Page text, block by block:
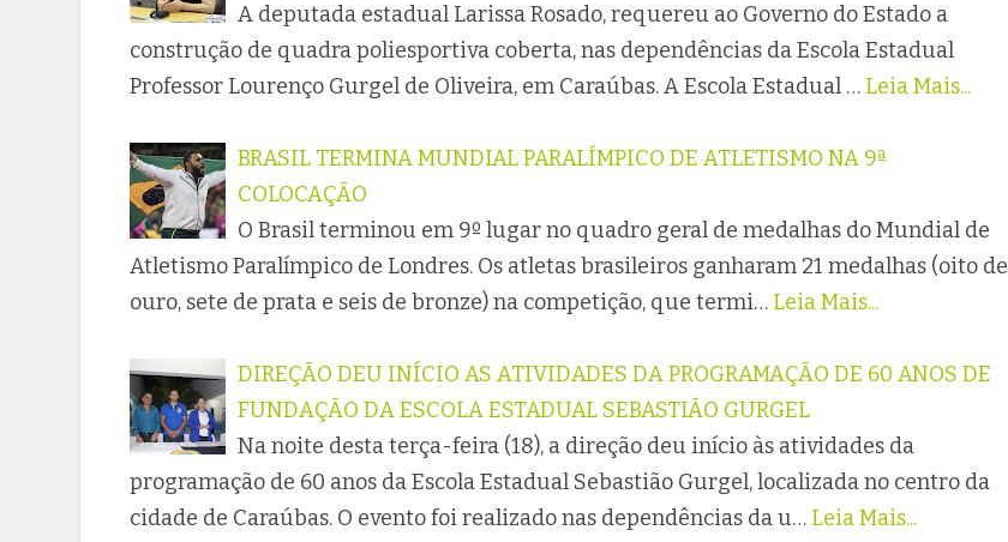
A deputada estadual Larissa Rosado, requereu ao Governo do Estado a
construção de quadra poliesportiva coberta, nas dependências da Escola Estadual
Professor Lourenço Gurgel de Oliveira, em Caraúbas. A Escola Estadual … Leia Mais...
BRASIL TERMINA MUNDIAL PARALÍMPICO DE ATLETISMO NA 9ª
COLOCAÇÃO
O Brasil terminou em 9º lugar no quadro geral de medalhas do Mundial de
Atletismo Paralímpico de Londres. Os atletas brasileiros ganharam 21 medalhas (oito de
ouro, sete de prata e seis de bronze) na competição, que termi… Leia Mais...
DIREÇÃO DEU INÍCIO AS ATIVIDADES DA PROGRAMAÇÃO DE 60 ANOS DE
FUNDAÇÃO DA ESCOLA ESTADUAL SEBASTIÃO GURGEL
Na noite desta terça-feira (18), a direção deu início às atividades da
programação de 60 anos da Escola Estadual Sebastião Gurgel, localizada no centro da
cidade de Caraúbas. O evento foi realizado nas dependências da u… Leia Mais...